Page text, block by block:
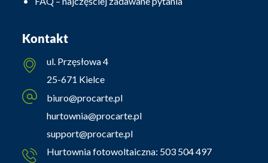
Kontakt
ul. Przęsłowa 4
25-671 Kielce
biuro@procarte.pl
hurtownia@procarte.pl
support@procarte.pl
Hurtownia fotowoltaiczna: 503 504 497